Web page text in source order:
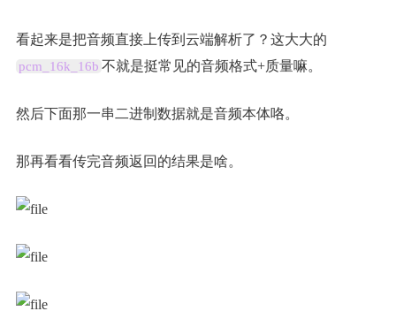
看起来是把音频直接上传到云端解析了？这大大的
pcm_16k_16b 不就是挺常见的音频格式+质量嘛。
然后下面那一串二进制数据就是音频本体咯。
那再看看传完音频返回的结果是啥。